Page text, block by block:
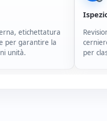
etichettatura
per garantire la
unità.
per